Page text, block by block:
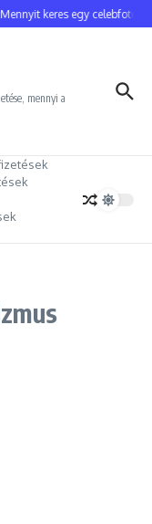
Mennyit keres egy celebfotós?
mennyi a